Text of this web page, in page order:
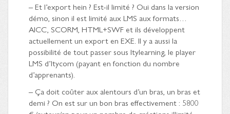
– Et l’export hein ? Est-il limité ? Oui dans la version
démo, sinon il est limité aux LMS aux formats…
AICC, SCORM, HTML+SWF et ils développent
actuellement un export en EXE. Il y a aussi la
possibilité de tout passer sous Itylearning, le player
LMS d’Itycom (payant en fonction du nombre
d’apprenants).
– Ça doit coûter aux alentours d’un bras, un bras et
demi ? On est sur un bon bras effectivement : 5800